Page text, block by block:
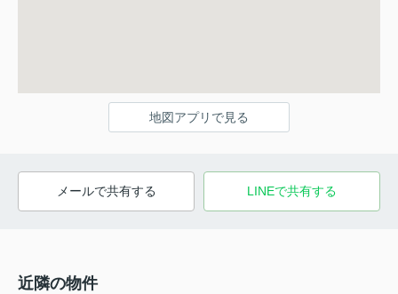
地図アプリで見る
メールで共有する LINEで共有する
近隣の物件